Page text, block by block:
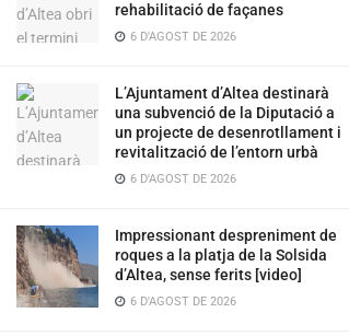
rehabilitació de façanes
6 D'AGOST DE 2026
L’Ajuntament d’Altea destinarà
una subvenció de la Diputació a
un projecte de desenrotllament i
revitalització de l’entorn urbà
6 D'AGOST DE 2026
Impressionant despreniment de
roques a la platja de la Solsida
d’Altea, sense ferits [video]
6 D'AGOST DE 2026